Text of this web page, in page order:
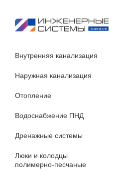
Внутренняя канализация
Наружная канализация
Отопление
Водоснабжение ПНД
Дренажные системы
Люки и колодцы
полимерно-песчаные